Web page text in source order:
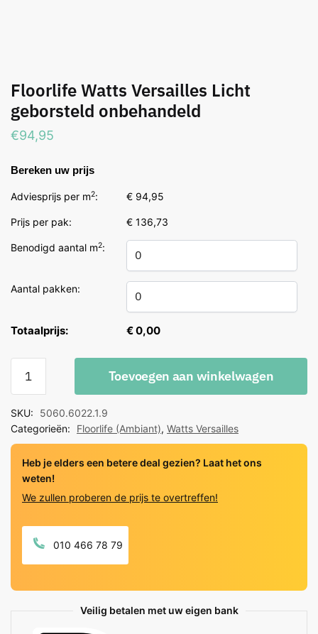
Floorlife Watts Versailles Licht
geborsteld onbehandeld
€94,95
Bereken uw prijs
Adviesprijs per m2: € 94,95
Prijs per pak: € 136,73
Benodigd aantal m2:
Aantal pakken:
Totaalprijs: € 0,00
Watts
Licht
geborsteld
onbehandeld
quantity
Toevoegen aan winkelwagen
SKU:
5060.6022.1.9
Categorieën:
Floorlife (Ambiant), Watts Versailles
Heb je elders een betere deal gezien? Laat het ons
weten!
We zullen proberen de prijs te overtreffen!
010 466 78 79
Veilig betalen met uw eigen bank